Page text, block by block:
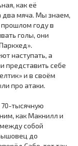
как её
два мяча. Мы знаем,
прошлом году в
голы, они
наступать, а
представить себе
и в своём
про атаки.
тысячную
как Макнилл и
собой
до